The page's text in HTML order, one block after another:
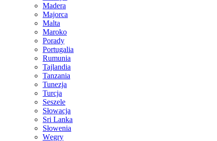
Madera
Majorca
Malta
Maroko
Porady
Portugalia
Rumunia
Tajlandia
Tanzania
Tunezja
Turcja
Seszele
Słowacja
Sri Lanka
Słowenia
Węgry